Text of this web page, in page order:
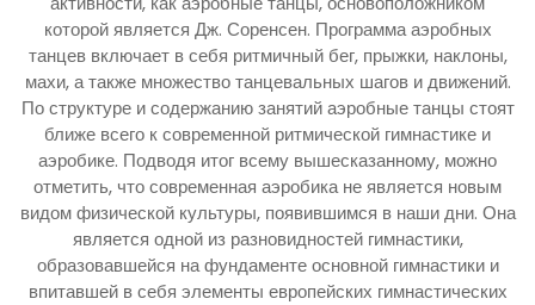
которой является Дж. Соренсен. Программа аэробных
танцев включает в себя ритмичный бег, прыжки, наклоны,
махи, а также множество танцевальных шагов и движений.
По структуре и содержанию занятий аэробные танцы стоят
ближе всего к современной ритмической гимнастике и
аэробике. Подводя итог всему вышесказанному, можно
отметить, что современная аэробика не является новым
видом физической культуры, появившимся в наши дни. Она
является одной из разновидностей гимнастики,
образовавшейся на фундаменте основной гимнастики и
впитавшей в себя элементы европейских гимнастических